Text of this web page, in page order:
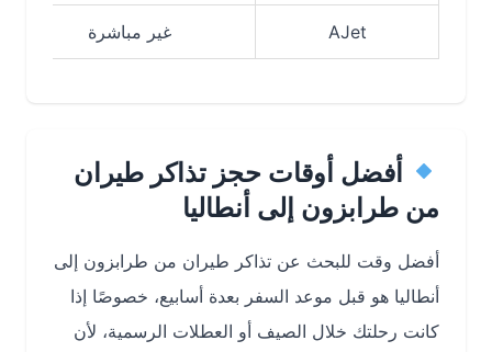
غير مباشرة
أفضل أوقات حجز تذاكر طيران
من طرابزون إلى أنطاليا
أفضل وقت للبحث عن تذاكر طيران من طرابزون إلى
أنطاليا هو قبل موعد السفر بعدة أسابيع، خصوصًا إذا
كانت رحلتك خلال الصيف أو العطلات الرسمية، لأن